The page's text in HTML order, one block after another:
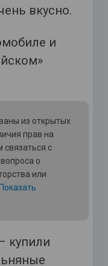
вкусно.
из открытых
прав на
с
о
или
Показать
купили